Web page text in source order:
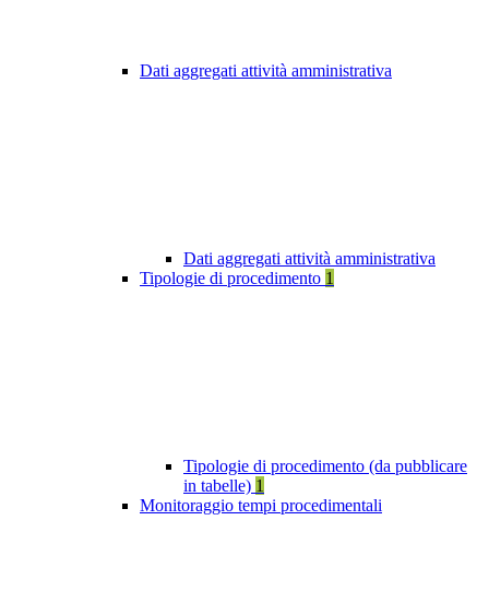
Dati aggregati attività amministrativa
Dati aggregati attività amministrativa
Tipologie di procedimento 1
Tipologie di procedimento (da pubblicare
in tabelle) 1
Monitoraggio tempi procedimentali